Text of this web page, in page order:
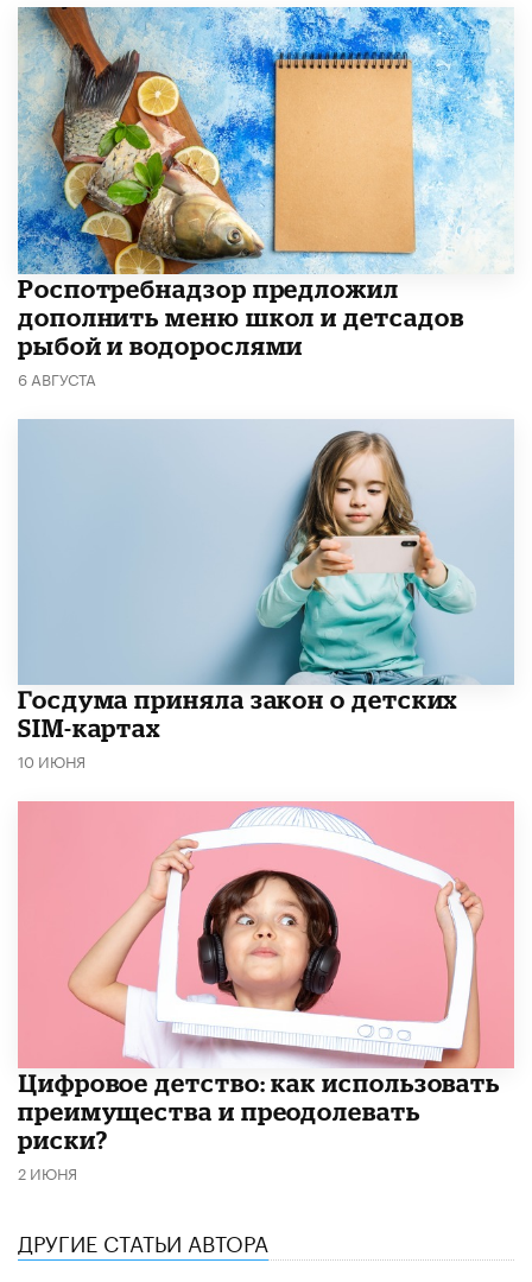
Роспотребнадзор предложил
дополнить меню школ и детсадов
рыбой и водорослями
6 АВГУСТА
Госдума приняла закон о детских
SIM-картах
10 ИЮНЯ
​Цифровое детство: как использовать
преимущества и преодолевать
риски?
2 ИЮНЯ
ДРУГИЕ СТАТЬИ АВТОРА